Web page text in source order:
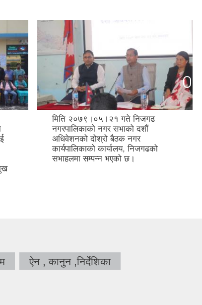
मिति २०७९।०५।२१ गते निजगढ
नगरपालिकाको नगर सभाको दशौं
अधिवेशनको दोश्रो बैठक नगर
कार्यपालिकाको कार्यालय, निजगढको
सभाहलमा सम्पन्न भएको छ।
ऐन , कानुन ,निर्देशिका